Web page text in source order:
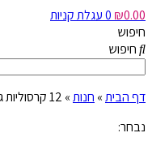
₪0.00
0עגלת קניות
חיפוש
חיפוש
דף הבית» חנות» 12 קרסוליות גרבי ספורט 40-46
נבחר: